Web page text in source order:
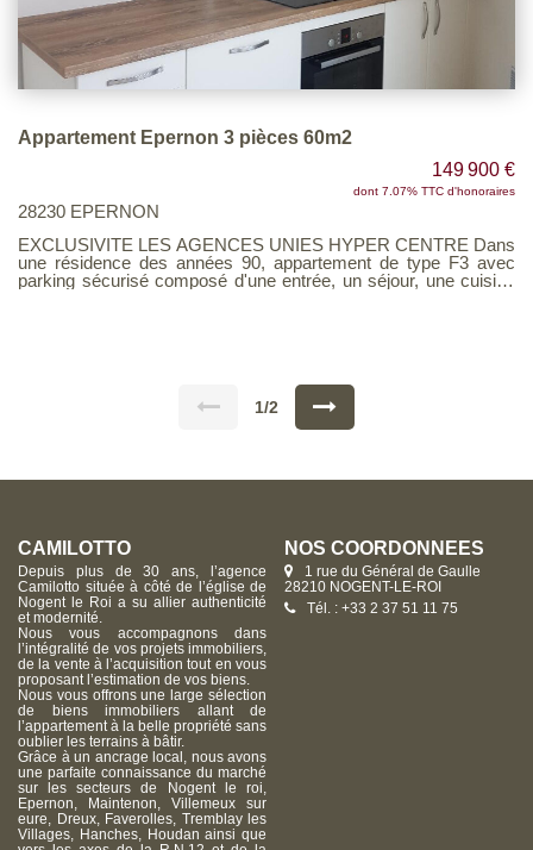
Appartement Epernon 3 pièces 60m2
149 900 €
dont 7.07% TTC d'honoraires
28230 EPERNON
EXCLUSIVITE LES AGENCES UNIES HYPER CENTRE Dans
une résidence des années 90, appartement de type F3 avec
parking sécurisé composé d'une entrée, un séjour, une cuisine
1/2
CAMILOTTO
Depuis plus de 30 ans, l’agence
Camilotto située à côté de l’église de
Nogent le Roi a su allier authenticité
et modernité.
Nous vous accompagnons dans
l’intégralité de vos projets immobiliers,
de la vente à l’acquisition tout en vous
proposant l’estimation de vos biens.
Nous vous offrons une large sélection
de biens immobiliers allant de
l’appartement à la belle propriété sans
oublier les terrains à bâtir.
Grâce à un ancrage local, nous avons
une parfaite connaissance du marché
sur les secteurs de Nogent le roi,
Epernon, Maintenon, Villemeux sur
eure, Dreux, Faverolles, Tremblay les
Villages, Hanches, Houdan ainsi que
NOS COORDONNÉES
1 rue du Général de Gaulle
28210 NOGENT-LE-ROI
Tél. : +33 2 37 51 11 75